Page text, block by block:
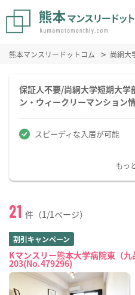
熊本マンスリードットコム 尚絅大
保証人不要/尚絅大学短期大学
ン・ウィークリーマンション
スピーディな入居が可能
もっ
21 件（1/1ページ）
割引キャンペーン
Kマンスリー熊本大学病院東（
203(No.479296)